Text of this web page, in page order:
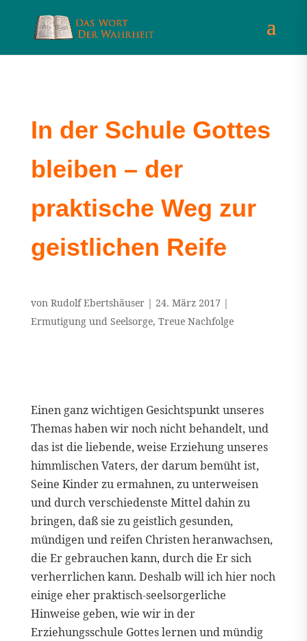
In der Schule Gottes
bleiben – der
praktische Weg zur
geistlichen Reife
von Rudolf Ebertshäuser| 24. März 2017 |
Ermutigung und Seelsorge, Treue Nachfolge
Einen ganz wichtigen Gesichtspunkt unseres
Themas haben wir noch nicht behandelt, und
das ist die liebende, weise Erziehung unseres
himmlischen Vaters, der darum bemüht ist,
Seine Kinder zu ermahnen, zu unterweisen
und durch verschiedenste Mittel dahin zu
bringen, daß sie zu geistlich gesunden,
mündigen und reifen Christen heranwachsen,
die Er gebrauchen kann, durch die Er sich
verherrlichen kann. Deshalb will ich hier noch
einige eher praktisch-seelsorgerliche
Hinweise geben, wie wir in der
Erziehungsschule Gottes lernen und mündig